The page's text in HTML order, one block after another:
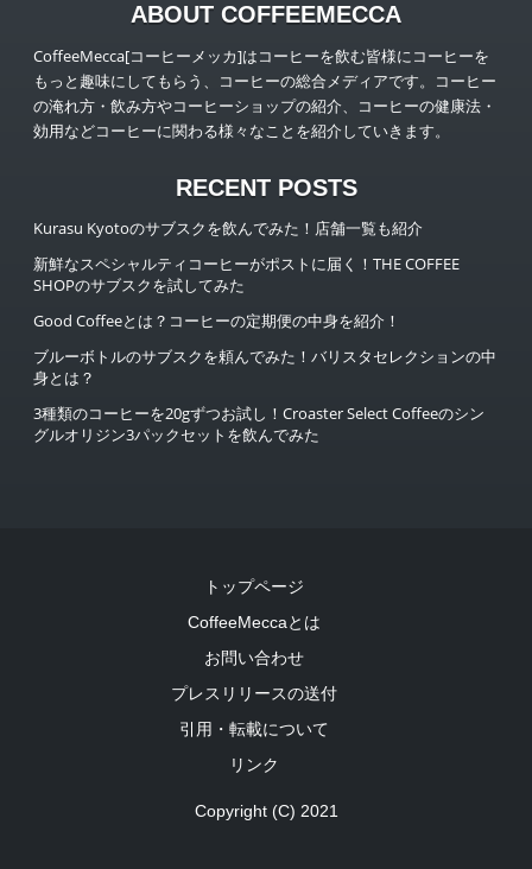
ABOUT COFFEEMECCA
CoffeeMecca[コーヒーメッカ]はコーヒーを飲む皆様にコーヒーを
もっと趣味にしてもらう、コーヒーの総合メディアです。コーヒー
の淹れ方・飲み方やコーヒーショップの紹介、コーヒーの健康法・
効用などコーヒーに関わる様々なことを紹介していきます。
RECENT POSTS
Kurasu Kyotoのサブスクを飲んでみた！店舗一覧も紹介
新鮮なスペシャルティコーヒーがポストに届く！THE COFFEE
SHOPのサブスクを試してみた
Good Coffeeとは？コーヒーの定期便の中身を紹介！
ブルーボトルのサブスクを頼んでみた！バリスタセレクションの中
身とは？
3種類のコーヒーを20gずつお試し！Croaster Select Coffeeのシン
グルオリジン3パックセットを飲んでみた
トップページ
CoffeeMeccaとは
お問い合わせ
プレスリリースの送付
引用・転載について
リンク
Copyright (C) 2021